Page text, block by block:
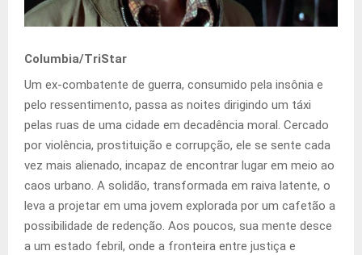
Columbia/TriStar
Um ex-combatente de guerra, consumido pela insônia e
pelo ressentimento, passa as noites dirigindo um táxi
pelas ruas de uma cidade em decadência moral. Cercado
por violência, prostituição e corrupção, ele se sente cada
vez mais alienado, incapaz de encontrar lugar em meio ao
caos urbano. A solidão, transformada em raiva latente, o
leva a projetar em uma jovem explorada por um cafetão a
possibilidade de redenção. Aos poucos, sua mente desce
a um estado febril, onde a fronteira entre justiça e